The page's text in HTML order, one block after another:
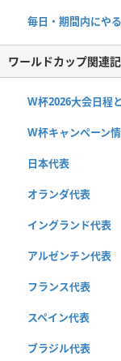
毎日・期間内にや
ワールドカップ関連
W杯2026大会日程
W杯キャンペーン
日本代表
オランダ代表
イングランド代表
アルゼンチン代表
フランス代表
スペイン代表
ブラジル代表